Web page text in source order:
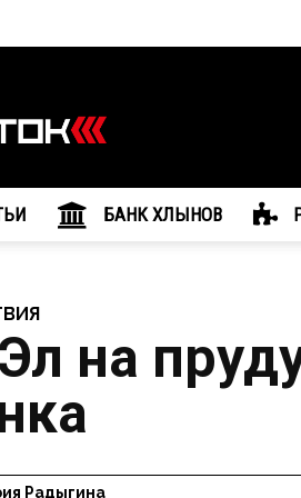
БАНК ХЛЫНОВ
на
Радыгина